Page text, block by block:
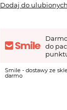
Dodaj do ulubionych
do
Smile - dostawy ze
darmo